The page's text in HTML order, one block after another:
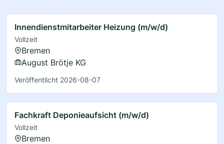
Innendienstmitarbeiter Heizung (m/w/d)
Vollzeit
Bremen
August Brötje KG
Veröffentlicht 2026-08-07
Fachkraft Deponieaufsicht (m/w/d)
Vollzeit
Bremen